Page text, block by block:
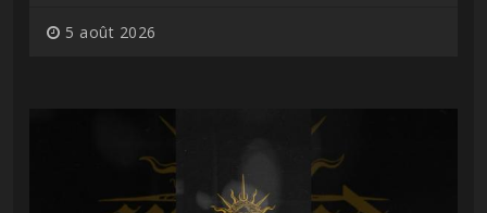
5 août 2026